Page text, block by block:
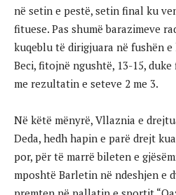
në setin e pestë, setin final ku
fituese. Pas shumë barazimeve
kuqeblu të dirigjuara në fushën
Beci, fitojnë ngushtë, 13-15,
me rezultatin e seteve 2 me 3.
Në këtë mënyrë, Vllaznia e
Deda, hedh hapin e parë drejt
por, për të marrë bileten e
mposhtë Barletin në ndeshjen e